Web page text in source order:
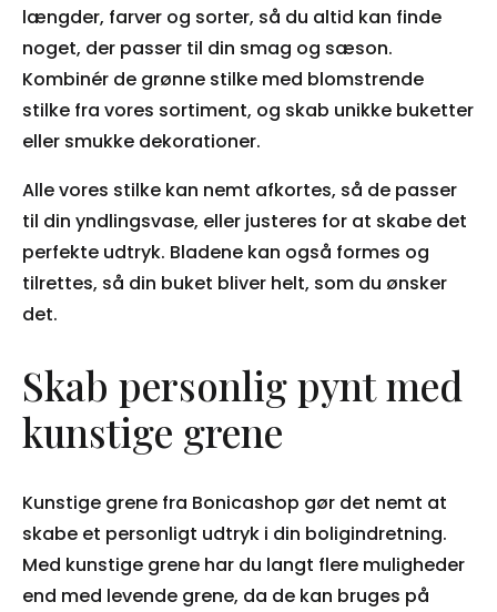
længder, farver og sorter, så du altid kan finde
noget, der passer til din smag og sæson.
Kombinér de grønne stilke med blomstrende
stilke fra vores sortiment, og skab unikke buketter
eller smukke dekorationer.
Alle vores stilke kan nemt afkortes, så de passer
til din yndlingsvase, eller justeres for at skabe det
perfekte udtryk. Bladene kan også formes og
tilrettes, så din buket bliver helt, som du ønsker
det.
Skab personlig pynt med
kunstige grene
Kunstige grene fra Bonicashop gør det nemt at
skabe et personligt udtryk i din boligindretning.
Med kunstige grene har du langt flere muligheder
end med levende grene, da de kan bruges på